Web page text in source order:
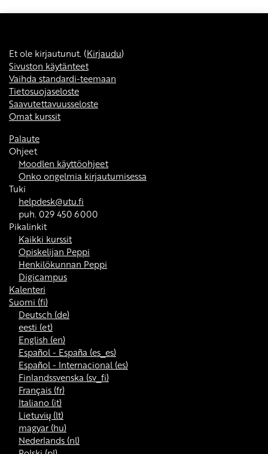
Et ole kirjautunut. (Kirjaudu)
Sivuston käytänteet
Vaihda standardi-teemaan
Tietosuojaseloste
Saavutettavuusseloste
Omat kurssit
Palaute
Ohjeet
Moodlen käyttöohjeet
Onko ongelmia kirjautumisessa
Tuki
helpdesk@utu.fi
puh. 029 450 6000
Pikalinkit
Kaikki kurssit
Opiskelijan Peppi
Henkilökunnan Peppi
Digicampus
Kalenteri
Suomi ‎(fi)‎
Deutsch ‎(de)‎
eesti ‎(et)‎
English ‎(en)‎
Español - España ‎(es_es)‎
Español - Internacional ‎(es)‎
Finlandssvenska ‎(sv_fi)‎
Français ‎(fr)‎
Italiano ‎(it)‎
Lietuvių ‎(lt)‎
magyar ‎(hu)‎
Nederlands ‎(nl)‎